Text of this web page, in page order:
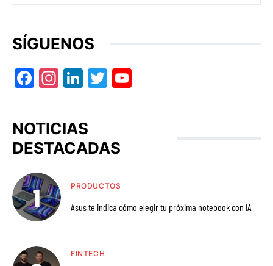
SÍGUENOS
Facebook
Instagram
LinkedIn
Twitter
NOTICIAS
DESTACADAS
PRODUCTOS
Asus te indica cómo elegir tu próxima notebook con IA
FINTECH